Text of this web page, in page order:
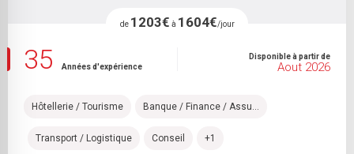
de 1203€ à 1604€/jour
35 Années d'expérience
Disponible à partir de
Aout 2026
Hôtellerie / Tourisme Banque / Finance / Assu...
Transport / Logistique Conseil +1